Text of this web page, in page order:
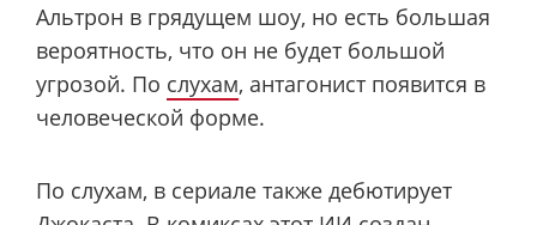
Альтрон в грядущем шоу, но есть большая
вероятность, что он не будет большой
угрозой. По слухам, антагонист появится в
человеческой форме.
По слухам, в сериале также дебютирует